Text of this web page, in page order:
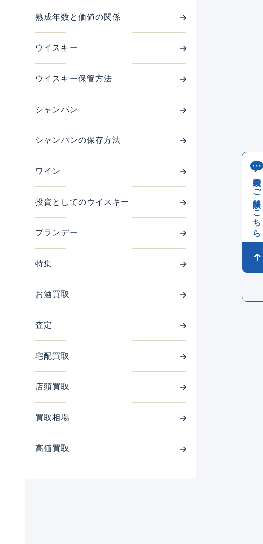
熟成年数と価値の関係
ウイスキー
ウイスキー保管方法
シャンパン
シャンパンの保存方法
ワイン
投資としてのウイスキー
ブランデー
特集
お酒買取
査定
宅配買取
店頭買取
買取相場
高価買取
買取のご相談はこちら